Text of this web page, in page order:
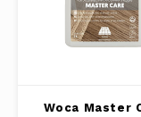
Woca Master